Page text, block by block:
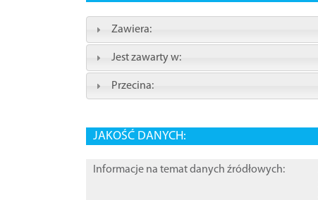
Zawiera:
Jest zawarty w:
Przecina:
JAKOŚĆ DANYCH:
Informacje na temat danych źródłowych: